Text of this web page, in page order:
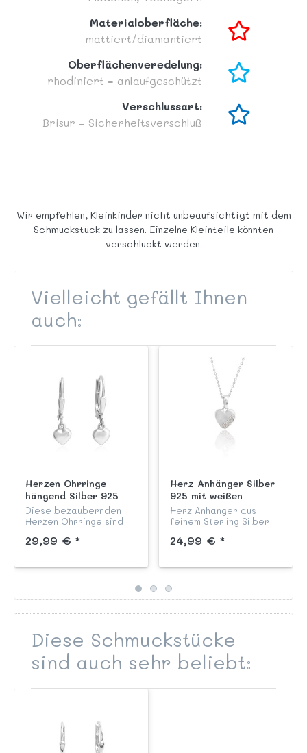
Materialoberfläche:
mattiert/diamantiert
Oberflächenveredelung:
rhodiniert = anlaufgeschützt
Verschlussart:
Brisur = Sicherheitsverschluß
Wir empfehlen, Kleinkinder nicht unbeaufsichtigt mit dem
Schmuckstück zu lassen. Einzelne Kleinteile könnten
verschluckt werden.
Vielleicht gefällt Ihnen
auch:
Herzen Ohrringe
hängend Silber 925
mattiert mit
Sicherheitsverschluss
Diese bezaubernden
Herzen Ohrringe sind
Sterling Silber 925
Oberfläche verleiht
29,99 € *
Herz Anhänger Silber
925 mit weißen
Zirkonia
Herz Anhänger aus
feinem Sterling Silber
funkelnden Zirkonia aus
Kollektion "Herzen".
24,99 € *
Diese Schmuckstücke
sind auch sehr beliebt: